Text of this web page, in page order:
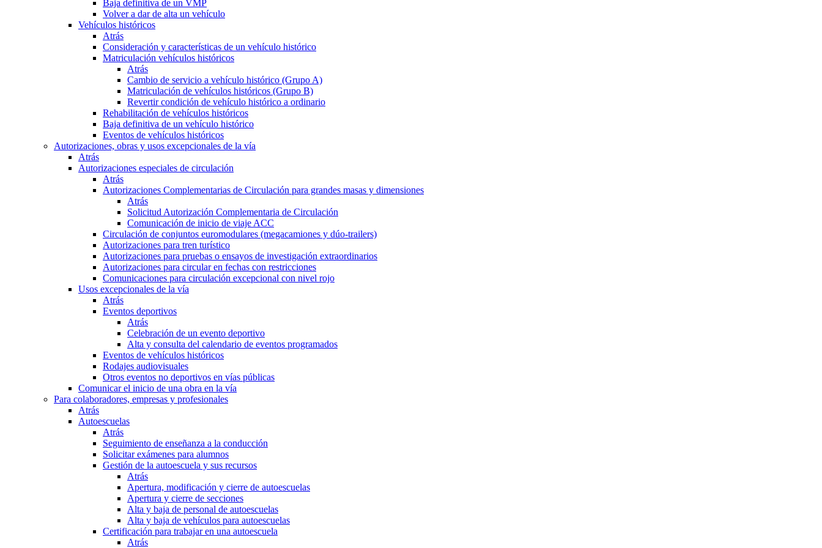
Baja definitiva de un VMP
Volver a dar de alta un vehículo
Vehículos históricos
Atrás
Consideración y características de un vehículo histórico
Matriculación vehículos históricos
Atrás
Cambio de servicio a vehículo histórico (Grupo A)
Matriculación de vehículos históricos (Grupo B)
Revertir condición de vehículo histórico a ordinario
Rehabilitación de vehículos históricos
Baja definitiva de un vehículo histórico
Eventos de vehículos históricos
Autorizaciones, obras y usos excepcionales de la vía
Atrás
Autorizaciones especiales de circulación
Atrás
Autorizaciones Complementarias de Circulación para grandes masas y dimensiones
Atrás
Solicitud Autorización Complementaria de Circulación
Comunicación de inicio de viaje ACC
Circulación de conjuntos euromodulares (megacamiones y dúo-trailers)
Autorizaciones para tren turístico
Autorizaciones para pruebas o ensayos de investigación extraordinarios
Autorizaciones para circular en fechas con restricciones
Comunicaciones para circulación excepcional con nivel rojo
Usos excepcionales de la vía
Atrás
Eventos deportivos
Atrás
Celebración de un evento deportivo
Alta y consulta del calendario de eventos programados
Eventos de vehículos históricos
Rodajes audiovisuales
Otros eventos no deportivos en vías públicas
Comunicar el inicio de una obra en la vía
Para colaboradores, empresas y profesionales
Atrás
Autoescuelas
Atrás
Seguimiento de enseñanza a la conducción
Solicitar exámenes para alumnos
Gestión de la autoescuela y sus recursos
Atrás
Apertura, modificación y cierre de autoescuelas
Apertura y cierre de secciones
Alta y baja de personal de autoescuelas
Alta y baja de vehículos para autoescuelas
Certificación para trabajar en una autoescuela
Atrás